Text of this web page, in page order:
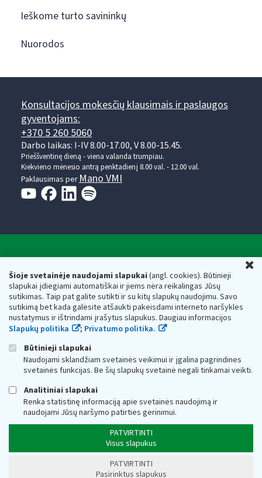
Šioje svetainėje naudojami slapukai(angl. cookies). Būtinieji
slapukai įdiegiami automatiškai ir jiems nėra reikalingas Jūsų
sutikimas. Taip pat galite sutikti ir su kitų slapukų naudojimu. Savo
sutikimą bet kada galėsite atšaukti pakeisdami interneto naršyklės
nustatymus ir ištrindami įrašytus slapukus. Daugiau informacijos
Slapukų politika
; Privatumo politika.
Būtinieji slapukai
Naudojami sklandžiam svetainės veikimui ir įgalina pagrindines
svetainės funkcijas. Be šių slapukų svetainė negali tinkamai veikti.
Analitiniai slapukai
Renka statistinę informaciją apie svetainės naudojimą ir
naudojami Jūsų naršymo patirties gerinimui.
PATVIRTINTI
Visus slapukus
PATVIRTINTI
Pasirinktus slapukus
Ieškome turto savininkų
Nuorodos
Konsultacijos mokesčių klausimais ir paslaugos
gyventojams:
+370 5 260 5060
Darbo laikas: I-IV 8.00-17.00, V 8.00-15.45.
Prieššventinę dieną - viena valanda trumpiau.
Kiekvieno mėnesio antrą penktadienį 8.00 val. - 12.00 val.
Paklausimas per Mano VMI
Respublikos finansų ministerijos
Biudžetinė įstaiga. Juridinio asmens kodas — 188659752,
adresas: Vasario 16-osios g. 14, 01107 Vilnius, Lietuva, el.paštas:
vmi@vmi.lt, E. pristatymo dėžutės adresas 188659752
Duomenys apie Valstybinę mokesčių inspekciją prie Lietuvos
Respublikos finansų ministerijos kaupiami ir saugomi Juridinių